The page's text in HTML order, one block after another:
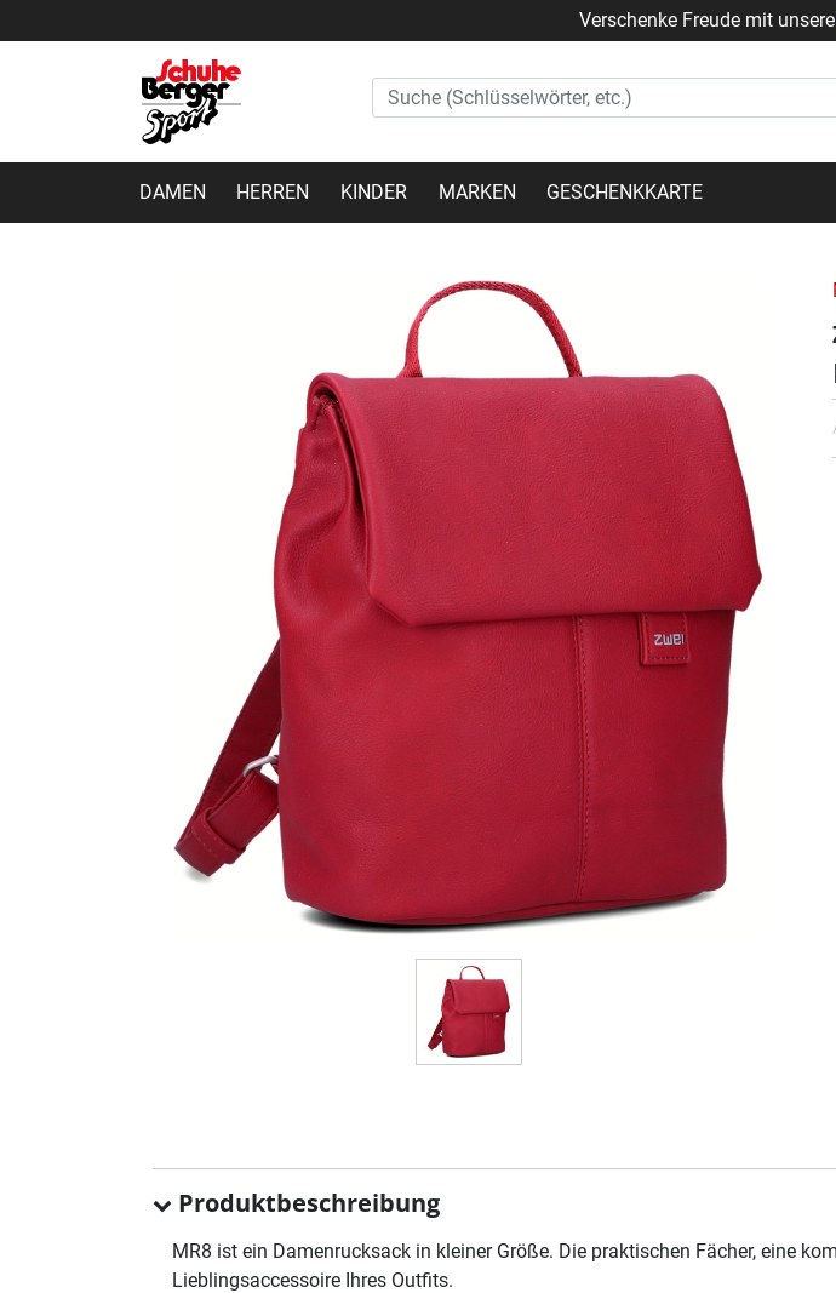
Verschenke Freude mit
DAMEN HERREN KINDER MARKEN GESCHENKKARTE
Produktbeschreibung
MR8 ist ein Damenrucksack in kleiner Größe. Die praktischen Fächer, eine
Lieblingsaccessoire Ihres Outfits.